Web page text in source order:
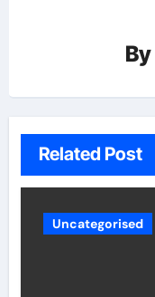
By
Related Post
Uncategorised